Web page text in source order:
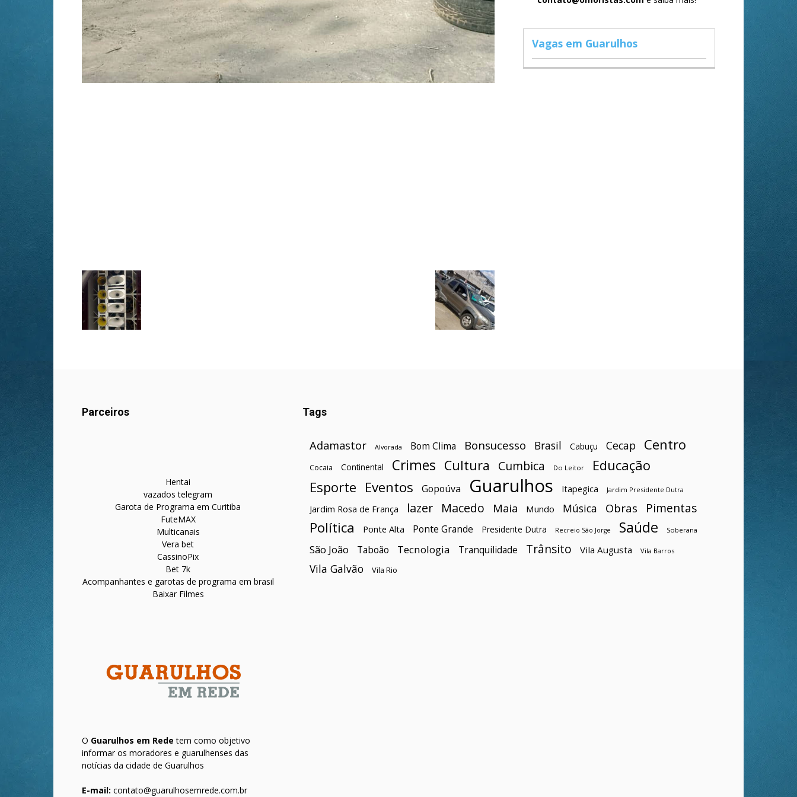
Vagas em Guarulhos
Parceiros
Hentai
vazados telegram
Garota de Programa em Curitiba
FuteMAX
Multicanais
Vera bet
CassinoPix
Bet 7k
Acompanhantes e garotas de programa em brasil
Baixar Filmes
O Guarulhos em Rede tem como objetivo
informar os moradores e guarulhenses das
notícias da cidade de Guarulhos
E-mail: contato@guarulhosemrede.com.br
Tags
Adamastor Alvorada Bom Clima Bonsucesso Brasil Cabuçu Cecap Centro
Cocaia Continental Crimes Cultura Cumbica Do Leitor Educação
Esporte Eventos Gopoúva Guarulhos Itapegica Jardim Presidente Dutra
Jardim Rosa de França lazer Macedo Maia Mundo Música Obras Pimentas
Política Ponte Alta Ponte Grande Presidente Dutra Recreio São Jorge Saúde Soberana
São João Taboão Tecnologia Tranquilidade Trânsito Vila Augusta Vila Barros
Vila Galvão Vila Rio